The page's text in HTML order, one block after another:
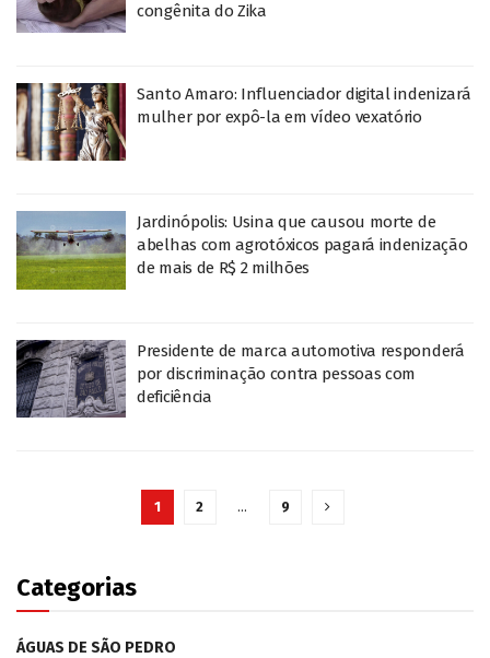
congênita do Zika
Santo Amaro: Influenciador digital indenizará
mulher por expô-la em vídeo vexatório
Jardinópolis: Usina que causou morte de
abelhas com agrotóxicos pagará indenização
de mais de R$ 2 milhões
Presidente de marca automotiva responderá
por discriminação contra pessoas com
deficiência
1 2 … 9
Categorias
ÁGUAS DE SÃO PEDRO